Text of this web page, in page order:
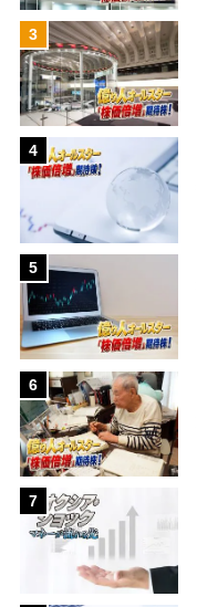
3
4
5
6
7